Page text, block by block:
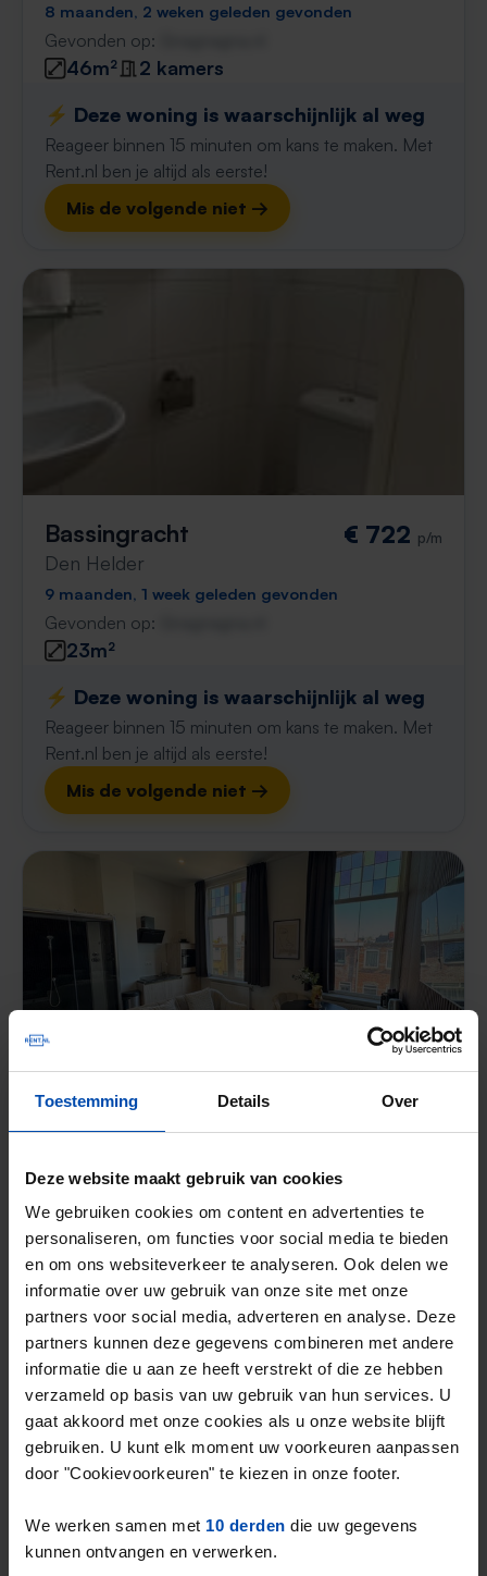
Toestemming Details Over
Deze website maakt gebruik van cookies
We gebruiken cookies om content en advertenties te
personaliseren, om functies voor social media te bieden
en om ons websiteverkeer te analyseren. Ook delen we
informatie over uw gebruik van onze site met onze
partners voor social media, adverteren en analyse. Deze
partners kunnen deze gegevens combineren met andere
informatie die u aan ze heeft verstrekt of die ze hebben
verzameld op basis van uw gebruik van hun services. U
gaat akkoord met onze cookies als u onze website blijft
gebruiken. U kunt elk moment uw voorkeuren aanpassen
door "Cookievoorkeuren" te kiezen in onze footer.
We werken samen met 10 derden die uw gegevens
kunnen ontvangen en verwerken.
8 maanden, 2 weken geleden gevonden
Gevonden op:
46m²
2 kamers
⚡️ Deze woning is waarschijnlijk al weg
Reageer binnen 15 minuten om kans te maken. Met
Rent.nl ben je altijd als eerste!
Mis de volgende niet →
Bassingracht
Den Helder
€ 722 p/m
9 maanden, 1 week geleden gevonden
Gevonden op:
23m²
⚡️ Deze woning is waarschijnlijk al weg
Reageer binnen 15 minuten om kans te maken. Met
Rent.nl ben je altijd als eerste!
Mis de volgende niet →
Jan in 't Veltstraat € 700
9 maanden, 1 week geleden gevonden
Gevonden op:Gnagnagna.nl
27m²
1 kamer
⚡️ Deze woning is waarschijnlijk al weg
Reageer binnen 15 minuten om kans te maken. Met
Rent.nl ben je altijd als eerste!
Mis de volgende niet →